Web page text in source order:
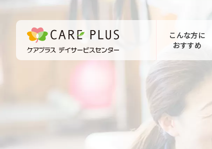
こんな方に
おすすめ
お問い合わせ